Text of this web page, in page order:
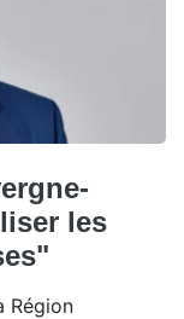
les
Région